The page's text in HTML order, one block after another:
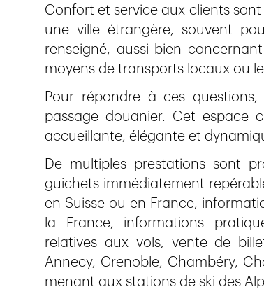
Confort et service aux clients
une ville étrangère, souvent
renseigné, aussi bien
moyens de transports locaux ou
Pour répondre à ces
passage douanier. Cet espace
accueillante, élégante et
De multiples prestations sont
guichets immédiatement
en Suisse ou en France,
la France, informations
relatives aux vols, vente de
Annecy, Grenoble, Chambéry,
menant aux stations de ski des